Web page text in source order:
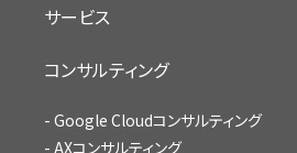
サービス
コンサルティング
Google Cloudコンサルティング
AXコンサルティング